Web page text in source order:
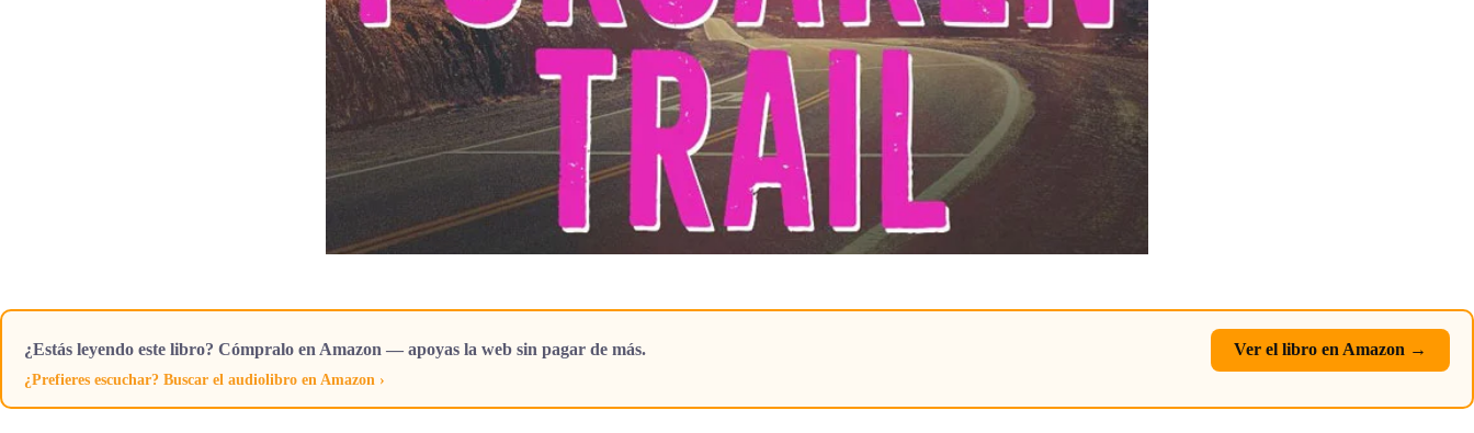
¿Estás leyendo este libro? Cómpralo en Amazon — apoyas la web sin pagar de más. Ver el libro en Amazon →
¿Prefieres escuchar? Buscar el audiolibro en Amazon ›